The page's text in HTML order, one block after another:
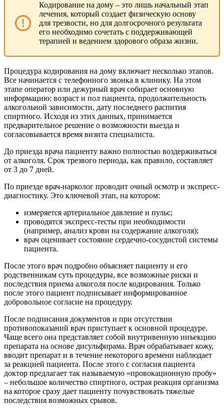
Кодирование на дому – это лишь начальный этап
лечения, который создает физическую основу
для трезвости, но для долгосрочного результата
его необходимо сочетать с поддерживающей
терапией и ведением здорового образа жизни.
Процедура кодирования на дому включает несколько этапов.
Все начинается с телефонного звонка в клинику. На этом
этапе оператор или дежурный врач собирает основную
информацию: возраст и пол пациента, продолжительность
алкогольной зависимости, дату последнего распития
спиртного. Исходя из этих данных, принимается
предварительное решение о возможности выезда и
согласовывается время визита специалиста.
До приезда врача пациенту важно полностью воздерживаться
от алкоголя. Срок трезвого периода, как правило, составляет
от 3 до 7 дней.
По приезде врач-нарколог проводит очный осмотр и экспресс-
диагностику. Это ключевой этап, на котором:
измеряется артериальное давление и пульс;
проводятся экспресс-тесты при необходимости
(например, анализ крови на содержание алкоголя);
врач оценивает состояние сердечно-сосудистой системы
пациента.
После этого врач подробно объясняет пациенту и его
родственникам суть процедуры, все возможные риски и
последствия приема алкоголя после кодирования. Только
после этого пациент подписывает информированное
добровольное согласие на процедуру.
После подписания документов и при отсутствии
противопоказаний врач приступает к основной процедуре.
Чаще всего она представляет собой внутривенную инъекцию
препарата на основе дисульфирама. Врач обрабатывает кожу,
вводит препарат и в течение некоторого времени наблюдает
за реакцией пациента. После этого с согласия пациента
доктор предлагает так называемую «провокационную пробу»
– небольшое количество спиртного, острая реакция организма
на которое сразу дает пациенту почувствовать тяжелые
последствия возможных срывов.